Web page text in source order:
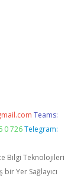
Teams:
0 726 Telegram:
Bilgi Teknolojileri
Yer Sağlayıcı